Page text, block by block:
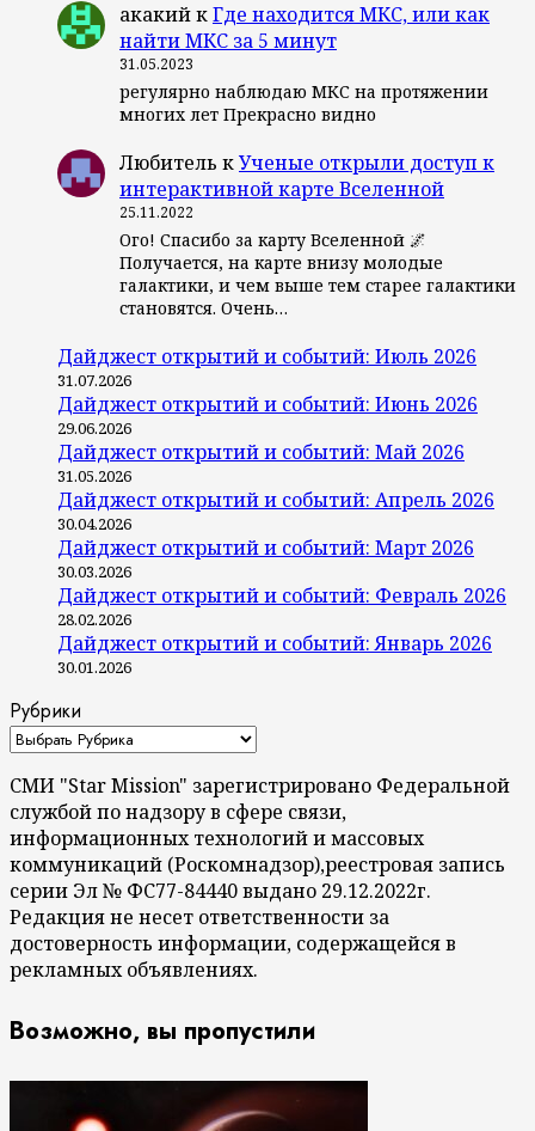
акакийкГде находится МКС, или как
найти МКС за 5 минут
31.05.2023
регулярно наблюдаю МКС на протяжении
многих лет Прекрасно видно
Любитель кУченые открыли доступ к
интерактивной карте Вселенной
25.11.2022
Ого! Спасибо за карту Вселенной 🌌
Получается, на карте внизу молодые
галактики, и чем выше тем старее галактики
становятся. Очень…
Дайджест открытий и событий: Июль 2026
31.07.2026
Дайджест открытий и событий: Июнь 2026
29.06.2026
Дайджест открытий и событий: Май 2026
31.05.2026
Дайджест открытий и событий: Апрель 2026
30.04.2026
Дайджест открытий и событий: Март 2026
30.03.2026
Дайджест открытий и событий: Февраль 2026
28.02.2026
Дайджест открытий и событий: Январь 2026
30.01.2026
Рубрики
СМИ "Star Mission" зарегистрировано Федеральной
службой по надзору в сфере связи,
информационных технологий и массовых
коммуникаций (Роскомнадзор),реестровая запись
серии Эл № ФС77-84440 выдано 29.12.2022г.
Редакция не несет ответственности за
достоверность информации, содержащейся в
рекламных объявлениях.
Возможно, вы пропустили